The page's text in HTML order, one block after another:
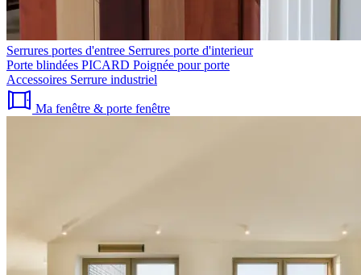
Serrures portes d'entree Serrures porte d'interieur
Porte blindées PICARD Poignée pour porte
Accessoires Serrure industriel
Ma fenêtre & porte fenêtre